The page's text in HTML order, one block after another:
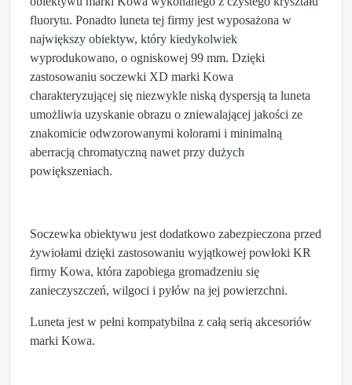
fluorytu. Ponadto luneta tej firmy jest wyposażona w
największy obiektyw, który kiedykolwiek
wyprodukowano, o ogniskowej 99 mm. Dzięki
zastosowaniu soczewki XD marki Kowa
charakteryzującej się niezwykle niską dyspersją ta luneta
umożliwia uzyskanie obrazu o zniewalającej jakości ze
znakomicie odwzorowanymi kolorami i minimalną
aberracją chromatyczną nawet przy dużych
powiększeniach.
Soczewka obiektywu jest dodatkowo zabezpieczona przed
żywiołami dzięki zastosowaniu wyjątkowej powłoki KR
firmy Kowa, która zapobiega gromadzeniu się
zanieczyszczeń, wilgoci i pyłów na jej powierzchni.
Luneta jest w pełni kompatybilna z całą serią akcesoriów
marki Kowa.